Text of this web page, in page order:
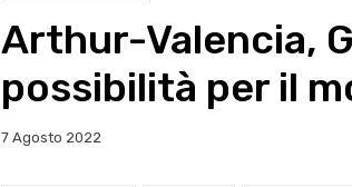
Arthur-Valencia,
possibilità per il
7 Agosto 2022